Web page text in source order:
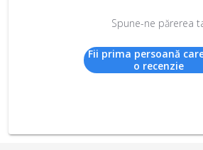
Spune-ne părerea
Fii prima persoană
o recenzie